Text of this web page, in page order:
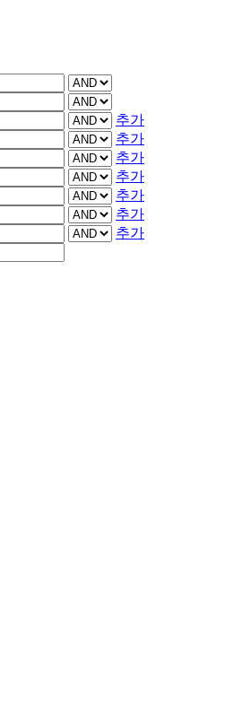
추가
추가
추가
추가
추가
추가
추가